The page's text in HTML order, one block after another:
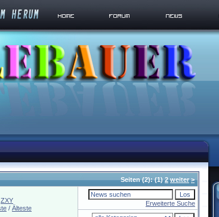
Seiten(2):(1) 2 weiter >
ZXY
/ Älteste
Erweiterte Suche